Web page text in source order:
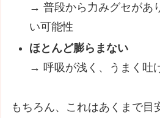
→ 普段から力みグセがあ
い可能性
ほとんど膨らまない
→ 呼吸が浅く、うまく吐
もちろん、これはあくまで目